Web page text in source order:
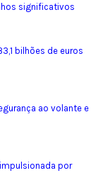
significativos
bilhões de euros
ao volante e
por